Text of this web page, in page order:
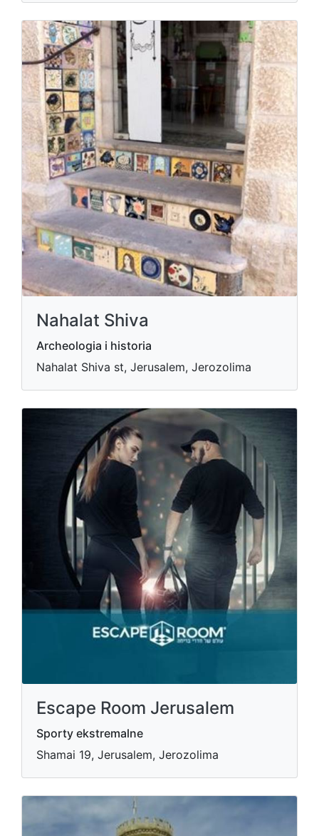
Nahalat Shiva
Archeologia i historia
Nahalat Shiva st, Jerusalem, Jerozolima
Escape Room Jerusalem
Sporty ekstremalne
Shamai 19, Jerusalem, Jerozolima